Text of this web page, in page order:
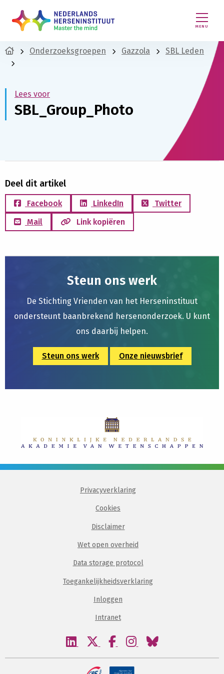
MENU
Onderzoeksgroepen Gazzola SBL Leden
Lees voor
SBL_Group_Photo
Deel dit artikel
Facebook LinkedIn
Twitter
Mail
Link kopiëren
Steun ons werk
De Stichting Vrienden van het Herseninstituut
ondersteunt baanbrekend hersenonderzoek. U kunt
ons daarbij helpen.
Steun ons werk Onze nieuwsbrief
Privacyverklaring
Cookies
Disclaimer
Wet open overheid
Data storage protocol
Toegankelijkheidsverklaring
Inloggen
Intranet
Bezoek
linkedin
Bezoek
twitter
Bezoek
facebook
Bezoek
instagram
Bezoek